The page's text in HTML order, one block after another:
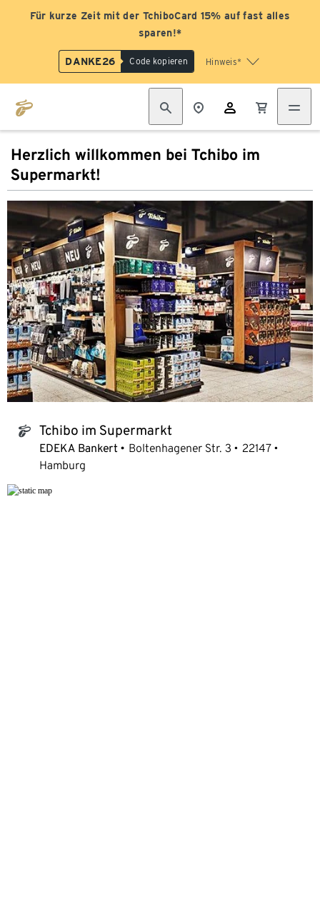
Für kurze Zeit mit der TchiboCard 15% auf fast alles
sparen!*
DANKE26 Code kopieren Hinweis*
Herzlich willkommen bei Tchibo im
Supermarkt!
tchibo_logo Tchibo im Supermarkt
EDEKA Bankert Boltenhagener Str. 3
22147
Hamburg